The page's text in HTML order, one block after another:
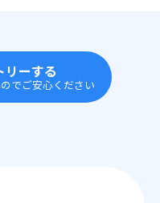
リーする
でご安心ください